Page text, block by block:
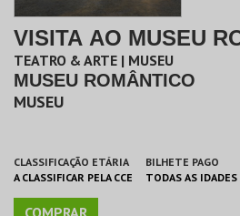
VISITA AO MUSEU
TEATRO & ARTE | MUSEU
MUSEU ROMÂNTICO
MUSEU
CLASSIFICAÇÃO ETÁRIA
A CLASSIFICAR PELA CCE
BILHETE PAGO
TODAS AS IDADES
COMPRAR